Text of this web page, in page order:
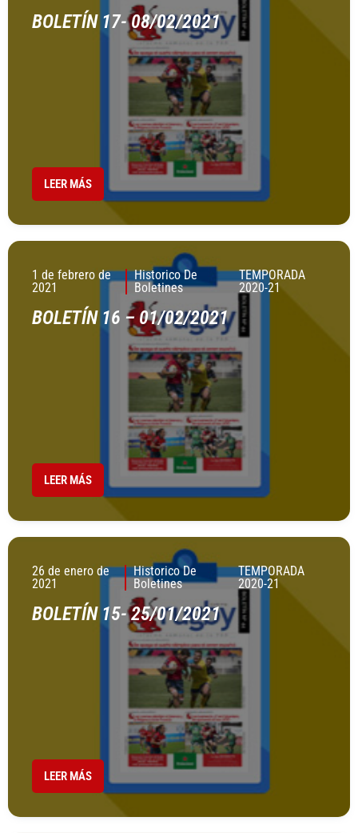
BOLETÍN 17- 08/02/2021
LEER MÁS
1 de febrero de
2021
Historico De
Boletines
TEMPORADA
2020-21
BOLETÍN 16 – 01/02/2021
LEER MÁS
26 de enero de
2021
Historico De
Boletines
TEMPORADA
2020-21
BOLETÍN 15- 25/01/2021
LEER MÁS